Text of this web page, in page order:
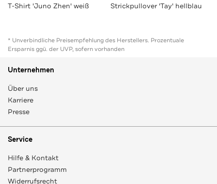
T-Shirt 'Juno Zhen' weiß Strickpullover 'Tay' hellblau
* Unverbindliche Preisempfehlung des Herstellers. Prozentuale
Ersparnis ggü. der UVP, sofern vorhanden
Unternehmen
Über uns
Karriere
Presse
Service
Hilfe & Kontakt
Partnerprogramm
Widerrufsrecht